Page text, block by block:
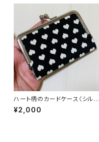
ハート柄のカードケース〈シルバ
ー〉
¥2,000